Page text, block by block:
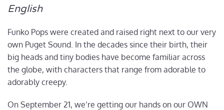
English
Funko Pops were created and raised right next to our very
own Puget Sound. In the decades since their birth, their
big heads and tiny bodies have become familiar across
the globe, with characters that range from adorable to
adorably creepy.
On September 21, we’re getting our hands on our OWN